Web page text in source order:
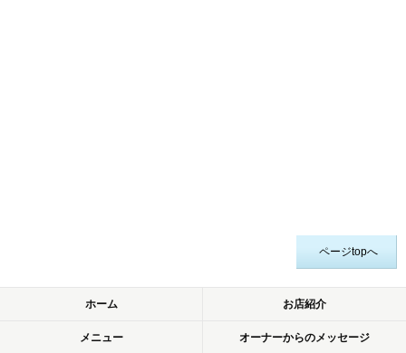
ページtopへ
ホーム お店紹介
メニュー オーナーからのメッセージ